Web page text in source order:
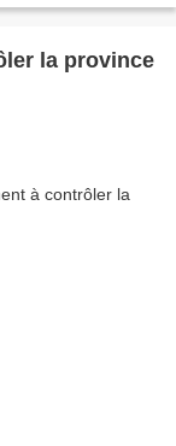
la province